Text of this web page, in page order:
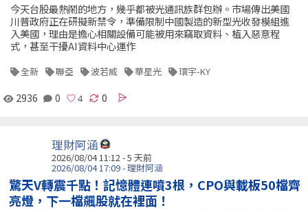
今天台股最熱鬧的地方，幾乎都被光通訊族群包辦。市場傳出美國
川普政府正在研擬新禁令，準備限制中國製造的新型光收發模組進
入美國，理由是擔心相關設備可能被用來竊取資料、植入惡意程
式，甚至干擾AI資料中心運作
全新 聯亞 波若威 華星光 環宇-KY
2936 0 0
理財阿涵
2026/08/04 11:12 - 5 天前
2026/08/04 17:09 - 理財阿涵
驚天V轉震千點！記憶體連噴3根，CPO與載板50檔齊
亮燈，下一檔飆股就在裡面！